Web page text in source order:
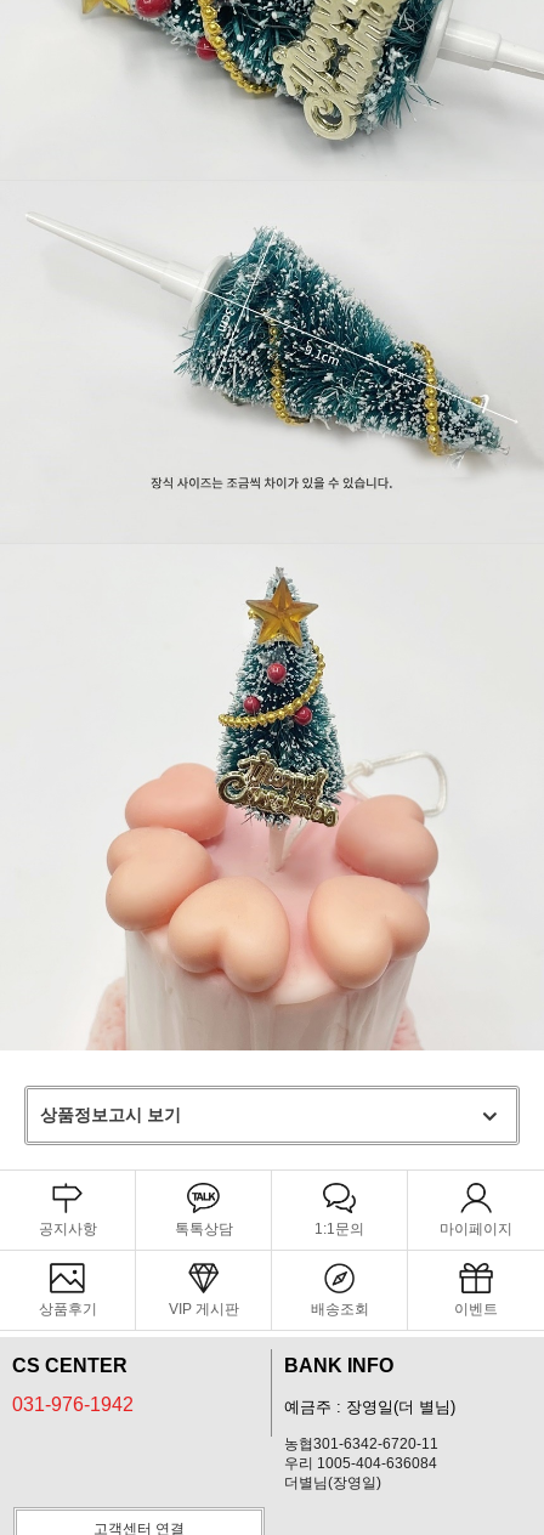
상품정보고시 보기
공지사항 톡톡상담 1:1문의 마이페이지
상품후기 VIP 게시판 배송조회 이벤트
CS CENTER
031-976-1942
BANK INFO
예금주 : 장영일(더 별님)
농협301-6342-6720-11
우리 1005-404-636084
더별님(장영일)
고객센터 연결